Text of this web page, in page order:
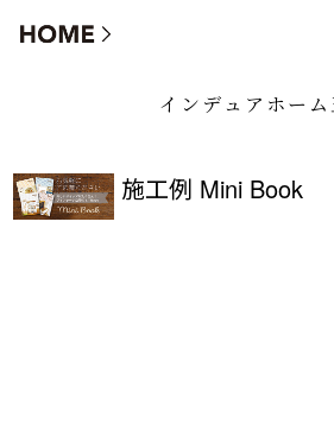
インデュアホーム五島
インデュアホー
施工例 Mini Book